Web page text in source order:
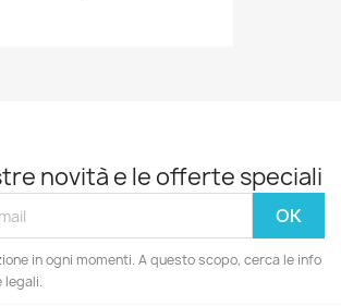
novità e le offerte speciali
in ogni momenti. A questo scopo, cerca le info
legali.